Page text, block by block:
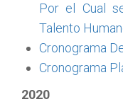
Por el Cual
Talento
Cronograma
Cronograma
2020